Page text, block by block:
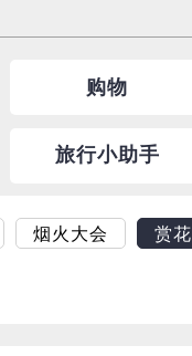
购物
旅行小助手
烟火大会 赏花